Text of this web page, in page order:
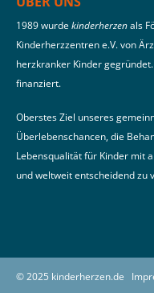
1989 wurdekinderherzenals
Kinderherzzentren e.V. von
herzkranker Kinder
finanziert.
Oberstes Ziel unseres
Überlebenschancen, die
Lebensqualität für Kinder mit
und weltweit entscheidend zu
© 2025 kinderherzen.de